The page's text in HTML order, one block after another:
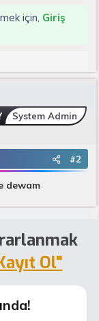
için, Giriş
System Admin
#2
dewam
Ol"